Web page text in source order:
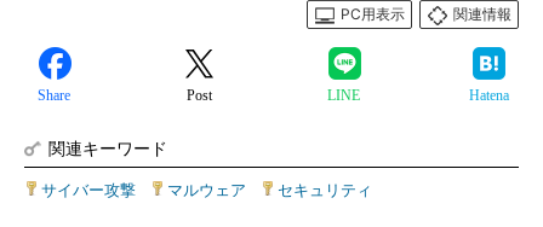
PC用表示
関連情報
Share Post LINE Hatena
関連キーワード
サイバー攻撃 マルウェア セキュリティ